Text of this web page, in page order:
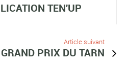
TEN'UP
Article suivant
PRIX DU TARN